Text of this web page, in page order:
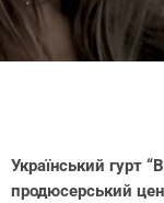
Український гурт
продюсерський